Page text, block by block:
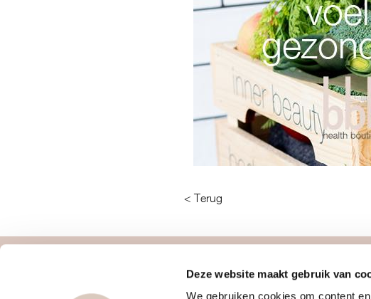
Deze website maakt gebruik van
We gebruiken cookies om content
< Terug
contact